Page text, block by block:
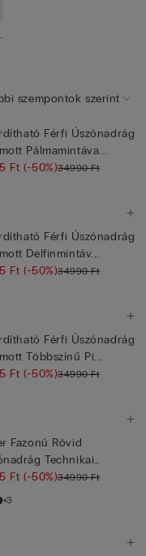
szempontok szerint
Férfi Úszónadrág
Pálmamintáva...
Ft(-50%)34990 Ft
Férfi Úszónadrág
Delfinmintáv...
Ft(-50%)34990 Ft
Férfi Úszónadrág
Többszínű Pi...
Ft(-50%)34990 Ft
Fazonú Rövid
Technikai
Ft(-50%)34990 Ft
+3